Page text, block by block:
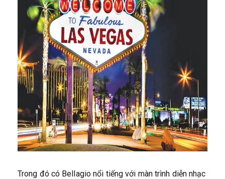
Trong đó có Bellagio nổi tiếng với màn trình diễn nhạc